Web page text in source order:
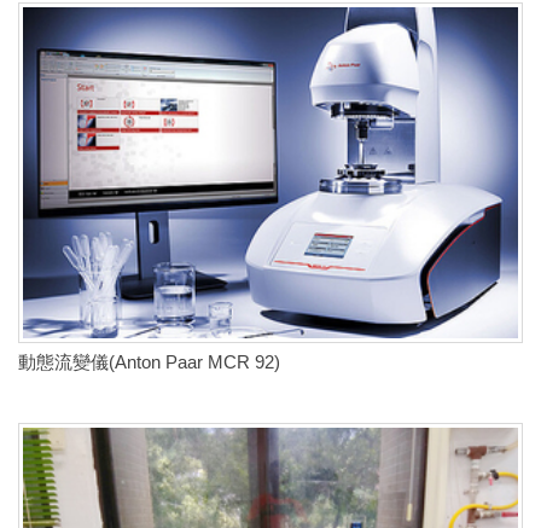
動態流變儀(Anton Paar MCR 92)